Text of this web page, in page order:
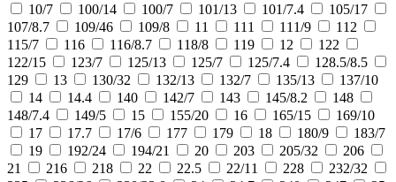
10/7
100/14 100/7 101/13 101/7.4
105/17
107/8.7
109/46 109/8 11 111 111/9
112
115/7
116 116/8.7 118/8 119 12
122
122/15
123/7 125/13 125/7 125/7.4
128.5/8.5
129
13 130/32 132/13 132/7 135/13
137/10
14
14.4 140 142/7 143 145/8.2
148
148/7.4
149/5 15 155/20 16 165/15
169/10
17
17.7 17/6 177 179 18 180/9
183/7
19
192/24 194/21 20 203 205/32
206
21
216 218 22 22.5 22/11 228
232/32